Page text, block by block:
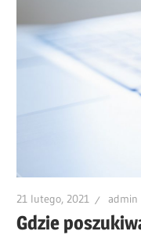
21 lutego, 2021 admin
Gdzie